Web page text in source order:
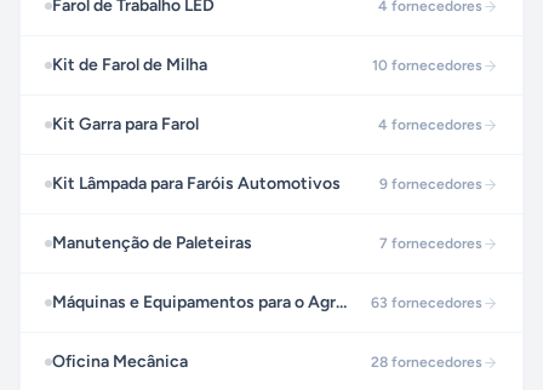
Farol de Trabalho LED 4 fornecedores
Kit de Farol de Milha 10 fornecedores
Kit Garra para Farol 4 fornecedores
Kit Lâmpada para Faróis Automotivos 9 fornecedores
Manutenção de Paleteiras 7 fornecedores
Máquinas e Equipamentos para o Agronegócio 63 fornecedores
Oficina Mecânica 28 fornecedores